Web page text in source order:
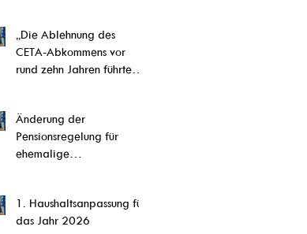
„Die Ablehnung des
CETA-Abkommens vor
rund zehn Jahren führte
CETA,“ so Steffi Pauels
Änderung der
Pensionsregelung für
ehemalige
1. Haushaltsanpassung für
das Jahr 2026